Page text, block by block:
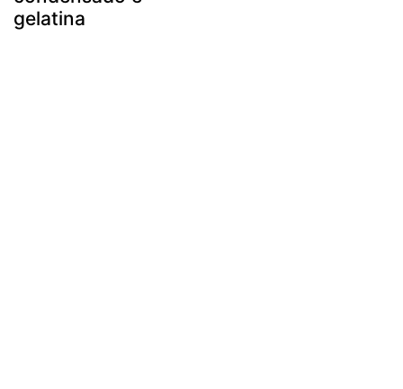
gelatina